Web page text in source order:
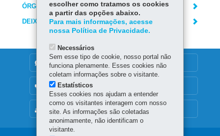
ÓRGÃO RESPONSÁVEL
DEIXE SUA OPINIÃO
MAPA DO SITE
DENUNCIE CORRUPÇÃO
OUVIDORIA
escolher como tratamos os cookies
a partir das opções abaixo.
Para mais informações, acesse
nossa Política de Privacidade.
Necessários
Sem esse tipo de cookie, nosso portal não
funciona plenamente. Esses cookies não
coletam informações sobre o visitante.
Estatísticos
Esses cookies nos ajudam a entender
como os visitantes interagem com nosso
site. As informações são coletadas
anonimamente, não identificam o
visitante.